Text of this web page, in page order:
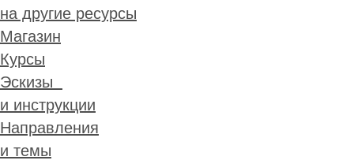
на другие ресурсы
Магазин
Курсы
Эскизы
и инструкции
Направления
и темы